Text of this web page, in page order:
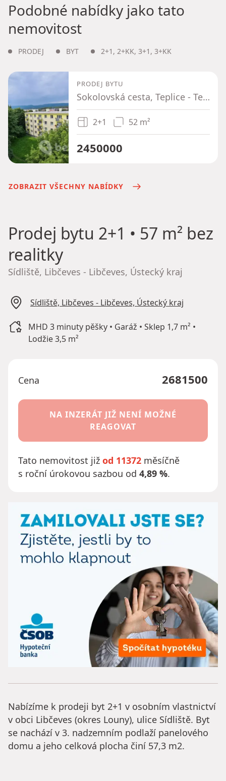
Podobné nabídky jako tato
nemovitost
PRODEJ BYT 2+1 , 2+KK, 3+1 , 3+KK
PRODEJ BYTU
Sokolovská cesta, Teplice - Teplice-Řetenice, Ústecký kraj
2+1 52 m²
2450000
ZOBRAZIT VŠECHNY NABÍDKY
Prodej bytu 2+1 • 57 m² bez
realitky
Sídliště, Libčeves - Libčeves, Ústecký kraj
Sídliště, Libčeves - Libčeves, Ústecký kraj
MHD 3 minuty pěšky • Garáž • Sklep 1,7 m² •
Lodžie 3,5 m²
Cena 2681500
NA INZERÁT JIŽ NENÍ MOŽNÉ
REAGOVAT
Tato nemovitost již od 11372 měsíčně
s roční úrokovou sazbou od 4,89 %.
Nabízíme k prodeji byt 2+1 v osobním vlastnictví
v obci Libčeves (okres Louny), ulice Sídliště. Byt
se nachází v 3. nadzemním podlaží panelového
domu a jeho celková plocha činí 57,3 m2.